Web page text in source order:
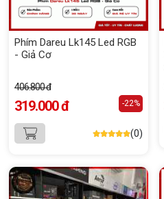
Phím Dareu Lk145 Led RGB
- Giả Cơ
406.800 đ
319.000 đ -22%
(0)